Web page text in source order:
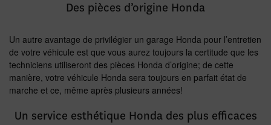
Des pièces d’origine Honda
Un autre avantage de privilégier un garage Honda pour l’entretien
de votre véhicule est que vous aurez toujours la certitude que les
techniciens utiliseront des pièces Honda d’origine; de cette
manière, votre véhicule Honda sera toujours en parfait état de
marche et ce, même après plusieurs années!
Un service esthétique Honda des plus efficaces